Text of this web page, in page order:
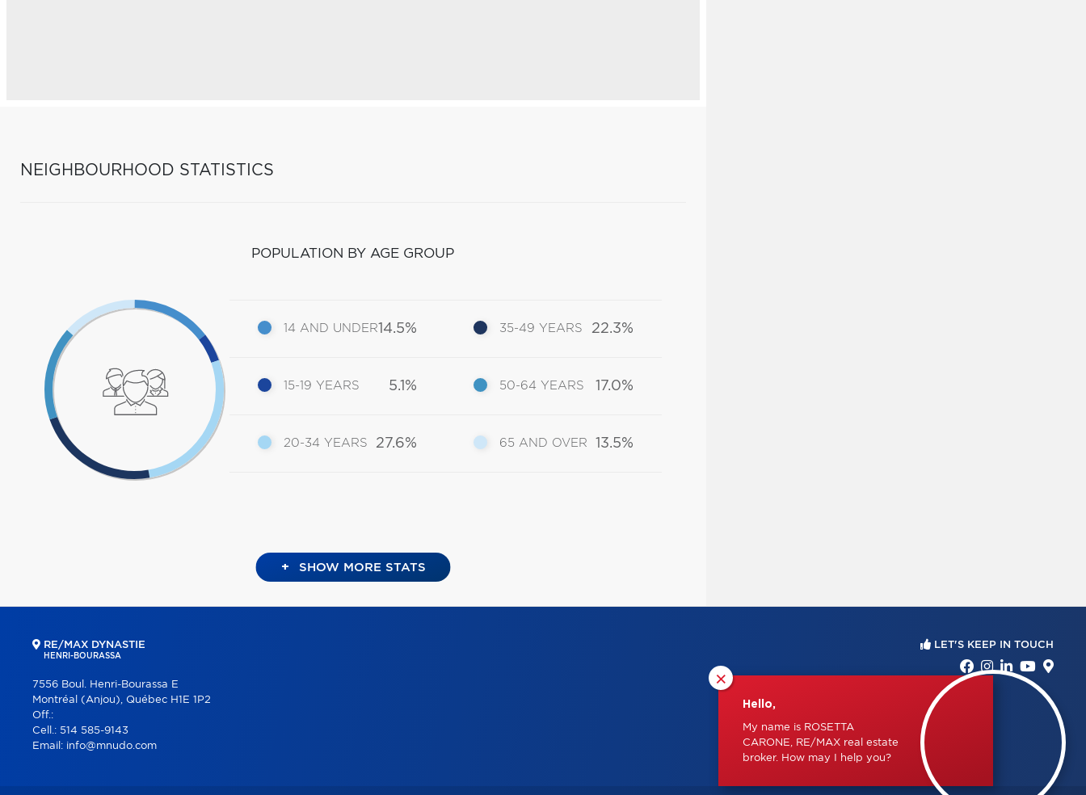
NEIGHBOURHOOD STATISTICS
POPULATION BY AGE GROUP
14 AND UNDER14.5%
15-19 YEARS 5.1%
20-34 YEARS 27.6%
35-49 YEARS 22.3%
50-64 YEARS 17.0%
65 AND OVER 13.5%
+ SHOW MORE STATS
×
Hello,
My name is ROSETTA
CARONE, RE/MAX real estate
broker. How may I help you?
RE/MAX DYNASTIE
HENRI-BOURASSA
7556 Boul. Henri-Bourassa E
Montréal (Anjou), Québec H1E 1P2
Off.:
Cell.: 514 585-9143
Email: info@mnudo.com
LET'S KEEP IN TOUCH